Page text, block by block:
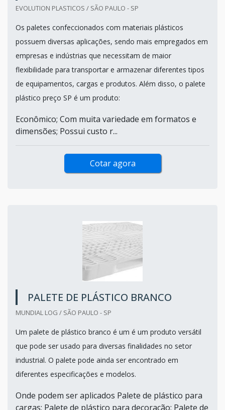
EVOLUTION PLASTICOS / SÃO PAULO - SP
Os paletes confeccionados com materiais plásticos
possuem diversas aplicações, sendo mais empregados em
empresas e indústrias que necessitam de maior
flexibilidade para transportar e armazenar diferentes tipos
de equipamentos, cargas e produtos. Além disso, o palete
plástico preço SP é um produto:
Econômico; Com muita variedade em formatos e
dimensões; Possui custo r...
Cotar agora
PALETE DE PLÁSTICO BRANCO
MUNDIAL LOG / SÃO PAULO - SP
Um palete de plástico branco é um é um produto versátil
que pode ser usado para diversas finalidades no setor
industrial. O palete pode ainda ser encontrado em
diferentes especificações e modelos.
Onde podem ser aplicados Palete de plástico para
cargas; Palete de plástico para decoração; Palete de